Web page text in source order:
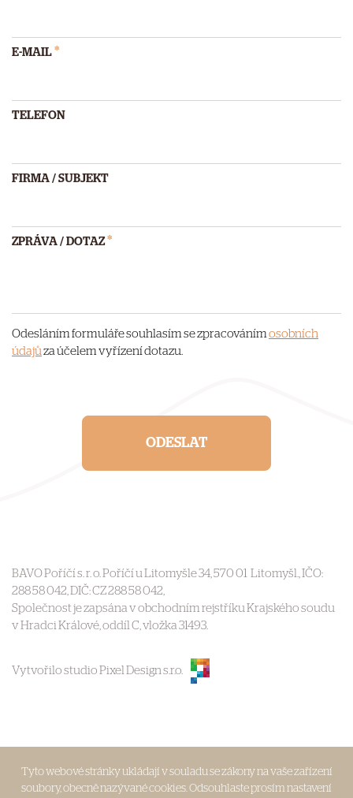
E-MAIL *
TELEFON
FIRMA / SUBJEKT
ZPRÁVA / DOTAZ*
Odesláním formuláře souhlasím se zpracovánímosobních
údajůza účelem vyřízení dotazu.
ODESLAT
BAVO Poříčí s. r. o. Poříčí u Litomyšle 34, 570 01 Litomyšl., IČO:
288 58 042, DIČ: CZ 288 58 042,
Společnost je zapsána v obchodním rejstříku Krajského soudu
v Hradci Králové, oddíl C, vložka 31493.
Vytvořilo studio Pixel Design s.r.o.
Tyto webové stránky ukládají v souladu se zákony na vaše zařízení
soubory, obecně nazývané cookies. Odsouhlaste prosím nastavení